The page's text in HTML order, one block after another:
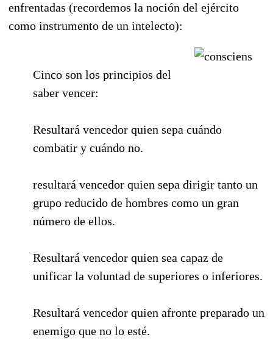
enfrentadas (recordemos la noción del ejército
como instrumento de un intelecto):
Cinco son los principios del
saber vencer:
Resultará vencedor quien sepa cuándo
combatir y cuándo no.
resultará vencedor quien sepa dirigir tanto un
grupo reducido de hombres como un gran
número de ellos.
Resultará vencedor quien sea capaz de
unificar la voluntad de superiores o inferiores.
Resultará vencedor quien afronte preparado un
enemigo que no lo esté.